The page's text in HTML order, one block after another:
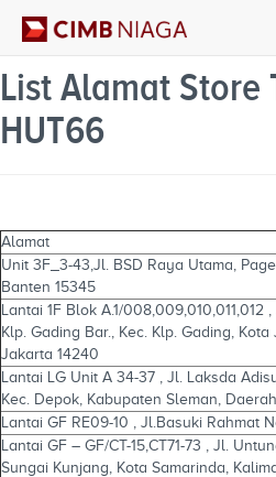
List Alamat Store
HUT66
Alamat
Unit 3F_3-43,Jl. BSD Raya Utama,
Banten 15345
Lantai 1F Blok A.1/008,009,010,011,012
Klp. Gading Bar., Kec. Klp. Gading,
Jakarta 14240
Lantai LG Unit A 34-37 , Jl. Laksda
Kec. Depok, Kabupaten Sleman,
Lantai GF RE09-10 , Jl.Basuki Rahmat
Lantai GF – GF/CT-15,CT71-73 , Jl.
Sungai Kunjang, Kota Samarinda,